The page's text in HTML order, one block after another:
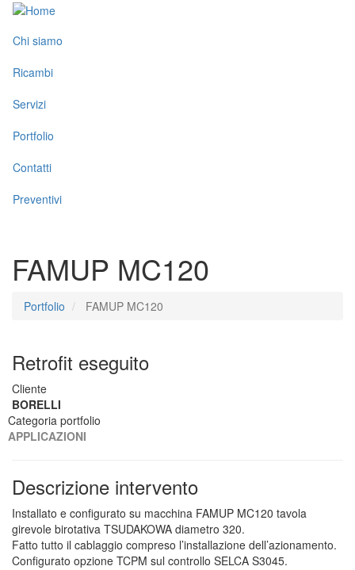
Salta
contenuto
menu
Chi siamo
Ricambi
Servizi
Portfolio
Contatti
Preventivi
FAMUP MC120
Portfolio FAMUP MC120
Retrofit eseguito
Cliente
BORELLI
Categoria portfolio
APPLICAZIONI
Descrizione intervento
Installato e configurato su macchina FAMUP MC120 tavola
girevole birotativa TSUDAKOWA diametro 320.
Fatto tutto il cablaggio compreso l’installazione dell’azionamento.
Configurato opzione TCPM sul controllo SELCA S3045.